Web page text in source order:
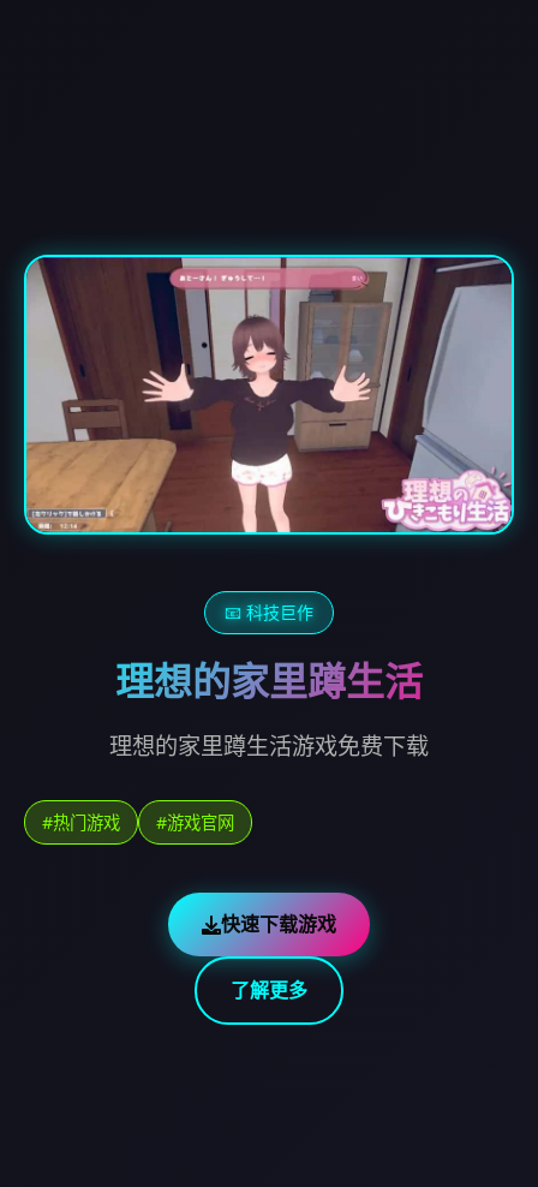
📧 科技巨作
理想的家里蹲生活
理想的家里蹲生活游戏免费下载
#热门游戏 #游戏官网
快速下载游戏
了解更多